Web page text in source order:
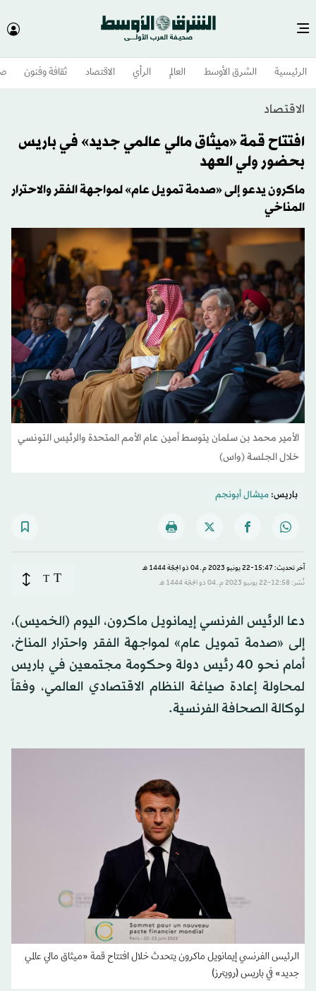
الرئيسية الشرق الأوسط​ العالم الرأي الاقتصاد ثقافة وفنون
الاقتصاد
افتتاح قمة «ميثاق مالي عالمي جديد» في باريس
بحضور ولي العهد
ماكرون يدعو إلى «صدمة تمويل عام» لمواجهة الفقر والاحترار
المناخي
الأمير محمد بن سلمان يتوسط أمين عام الأمم المتحدة والرئيس التونسي
خلال الجلسة (واس)
باريس:ميشال أبونجم
آخر تحديث: 15:47-22 يونيو 2023 م ـ 04 ذو الحِجّة 1444 هـ
نُشر: 12:58-22 يونيو 2023 م ـ 04 ذو الحِجّة 1444 هـ
T
T
دعا الرئيس الفرنسي إيمانويل ماكرون، اليوم (الخميس)،
إلى «صدمة تمويل عام» لمواجهة الفقر واحترار المناخ،
أمام نحو 40 رئيس دولة وحكومة مجتمعين في باريس
لمحاولة إعادة صياغة النظام الاقتصادي العالمي، وفقاً
لوكالة الصحافة الفرنسية.
الرئيس الفرنسي إيمانويل ماكرون يتحدث خلال افتتاح قمة «ميثاق مالي عالمي
جديد» في باريس (رويترز)